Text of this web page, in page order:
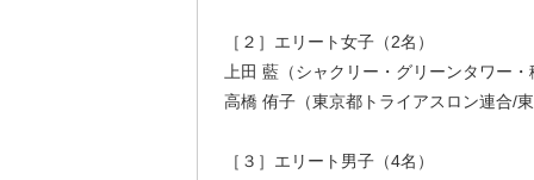
［２］エリート女子（2名）
上田 藍（シャクリー・グリーンタワー
高橋 侑子（東京都トライアスロン連合/
［３］エリート男子（4名）